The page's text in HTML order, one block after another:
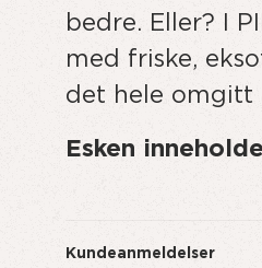
bedre. Eller? I
med friske,
det hele omgitt
Esken
Kundeanmeldelser